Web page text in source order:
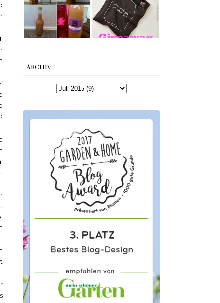
machen –
einfaches
Rezept &
Geschenkidee
Edition von
Esther
Perbandt
Archiv